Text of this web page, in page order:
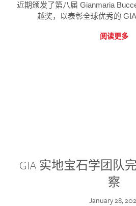
近期颁发了第八届 Gianmaria
越奖，以表彰全球优秀的 GIA
阅读更多
GIA 实地宝石学团队
察
January 28,